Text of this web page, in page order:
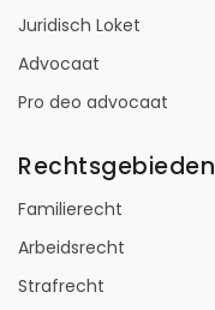
Juridisch Loket
Advocaat
Pro deo advocaat
Rechtsgebieden
Familierecht
Arbeidsrecht
Strafrecht